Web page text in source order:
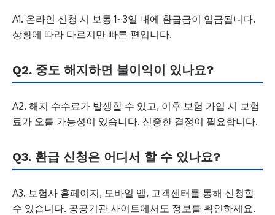
A1. 온라인 신청 시 보통 1~3일 내에 환급금이 입금됩니다.
상황에 따라 다르지만 빠른 편입니다.
Q2. 중도 해지하면 불이익이 있나요?
A2. 해지 수수료가 발생할 수 있고, 이후 보험 가입 시 보험
료가 오를 가능성이 있습니다. 신중한 결정이 필요합니다.
Q3. 환급 신청은 어디서 할 수 있나요?
A3. 보험사 홈페이지, 모바일 앱, 고객센터를 통해 신청할
수 있습니다. 공공기관 사이트에서도 정보를 확인하세요.